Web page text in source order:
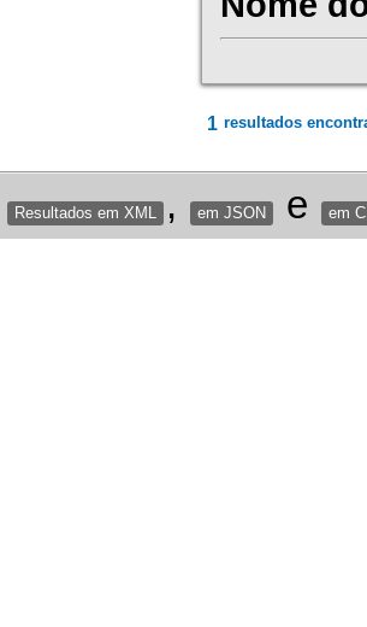
1 resultados
Resultados em XML , em JSON e em